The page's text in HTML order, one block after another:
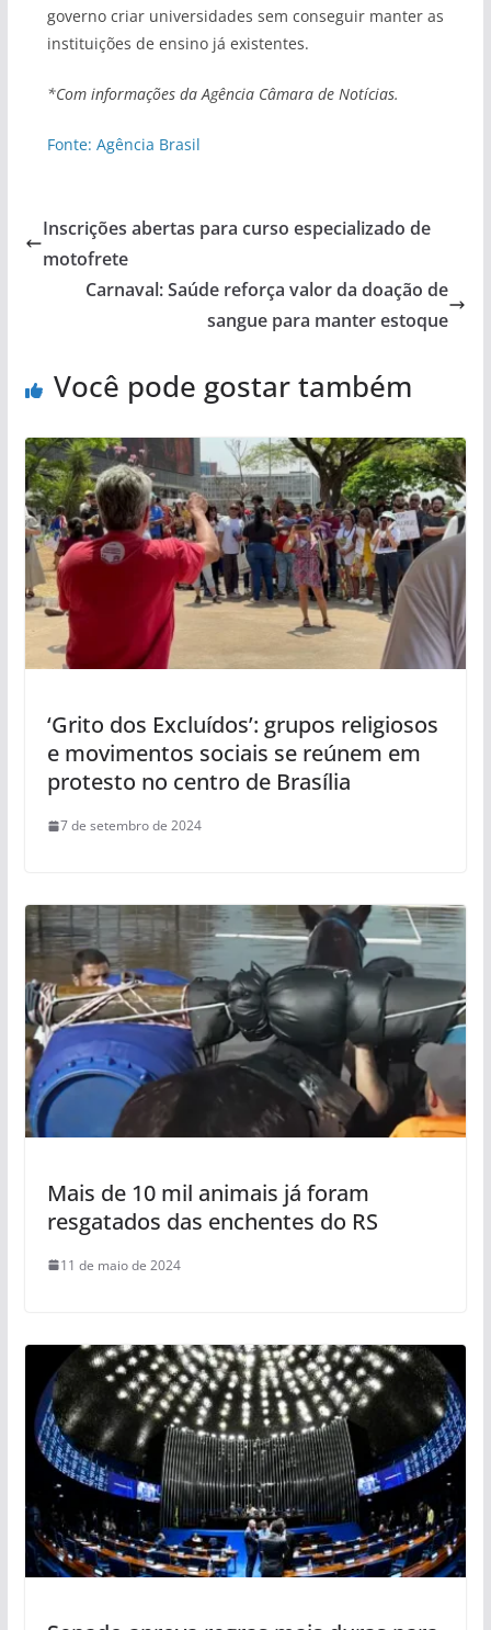
governo criar universidades sem conseguir manter as
instituições de ensino já existentes.
*Com informações da Agência Câmara de Notícias.
Fonte: Agência Brasil
Inscrições abertas para curso especializado de
motofrete
Carnaval: Saúde reforça valor da doação de
sangue para manter estoque
Você pode gostar também
‘Grito dos Excluídos’: grupos religiosos
e movimentos sociais se reúnem em
protesto no centro de Brasília
7 de setembro de 2024
Mais de 10 mil animais já foram
resgatados das enchentes do RS
11 de maio de 2024